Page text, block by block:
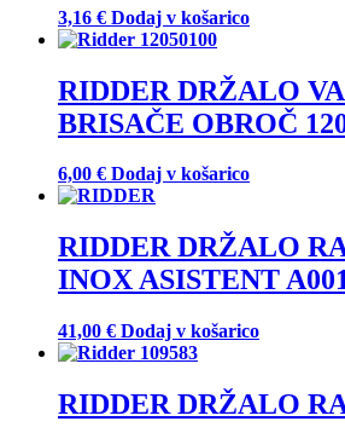
3,16 € Dodaj v košarico
RIDDER DRŽALO
BRISAČE OBROČ
6,00 € Dodaj v košarico
RIDDER DRŽALO
INOX ASISTENT
41,00 € Dodaj v košarico
RIDDER DRŽALO